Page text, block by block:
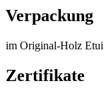
Verpackung
im Original-Holz Etui
Zertifikate